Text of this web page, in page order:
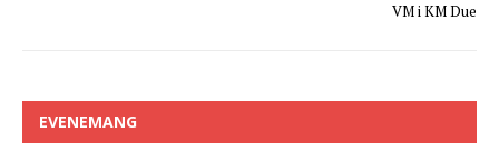
VM i KM Due
EVENEMANG